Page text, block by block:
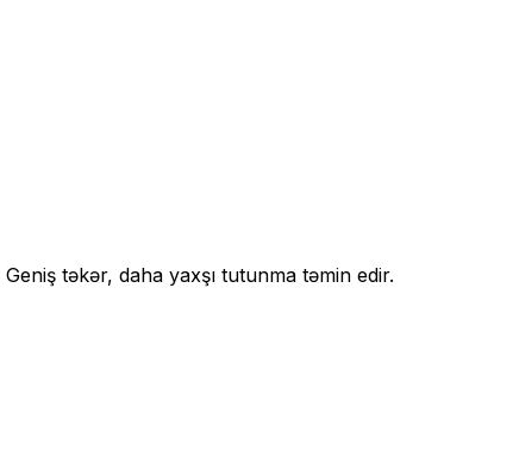
Geniş təkər, daha yaxşı tutunma təmin edir.